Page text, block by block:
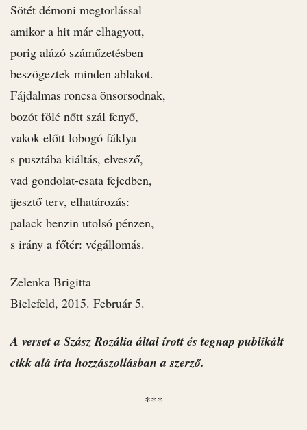
Sötét démoni megtorlással
amikor a hit már elhagyott,
porig alázó száműzetésben
beszögeztek minden ablakot.
Fájdalmas roncsa önsorsodnak,
bozót fölé nőtt szál fenyő,
vakok előtt lobogó fáklya
s pusztába kiáltás, elvesző,
vad gondolat-csata fejedben,
ijesztő terv, elhatározás:
palack benzin utolsó pénzen,
s irány a főtér: végállomás.
Zelenka Brigitta
Bielefeld, 2015. Február 5.
A verset a Szász Rozália által írott és tegnap publikált
cikk alá írta hozzászollásban a szerző.
***